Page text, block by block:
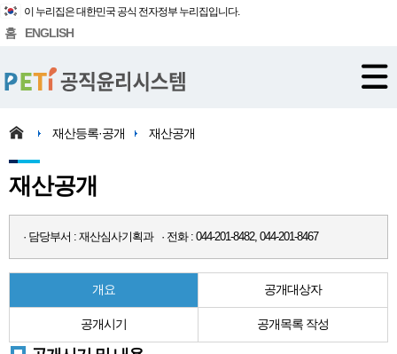
이 누리집은 대한민국 공식 전자정부 누리집입니다.
홈 ENGLISH
재산등록·공개 재산공개
재산공개
· 담당부서 : 재산심사기획과 · 전화 : 044-201-8482, 044-201-8467
개요 공개대상자
공개시기 공개목록 작성